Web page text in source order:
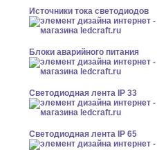
Источники тока светодиодов
Блоки аварийного питания
Светодиодная лента IP 33
Светодиодная лента IP 65